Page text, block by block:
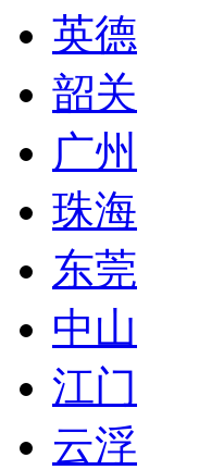
英德
韶关
广州
珠海
东莞
中山
江门
云浮